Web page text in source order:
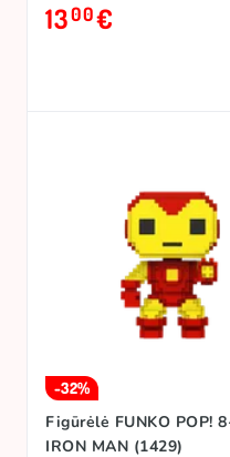
1300€
-32%
Figūrėlė FUNKO POP!
IRON MAN (1429)